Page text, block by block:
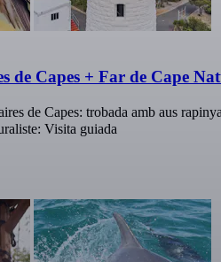
de Capes + Far de Cape
de Capes: trobada amb aus
Visita guiada